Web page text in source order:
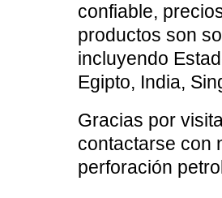
confiable,
productos son
incluyendo
Egipto, India,
Gracias por
contactarse con
perforación